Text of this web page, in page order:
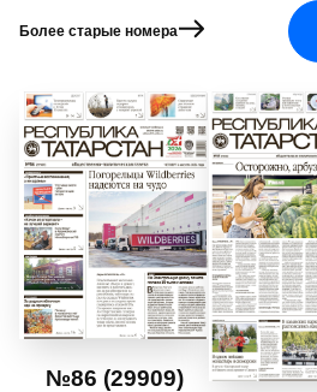
Более старые номера
№86 (29909)